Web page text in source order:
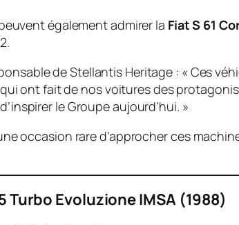
également admirer la Fiat S 61
de Stellantis Heritage : « Ces
ont fait de nos voitures des
le Groupe aujourd’hui. »
occasion rare d’approcher ces
Turbo Evoluzione IMSA (1988)